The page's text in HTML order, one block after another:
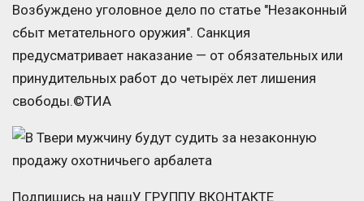
Возбуждено уголовное дело по статье "Незаконный
сбыт метательного оружия". Санкция
предусматривает наказание — от обязательных или
принудительных работ до четырёх лет лишения
свободы.©ТИА
Подпишись на нашУ ГРУППУ ВКОНТАКТЕ